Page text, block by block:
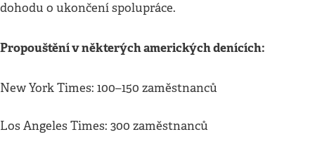
dohodu o ukončení spolupráce.
Propouštění v některých amerických denících:
New York Times: 100–150 zaměstnanců
Los Angeles Times: 300 zaměstnanců